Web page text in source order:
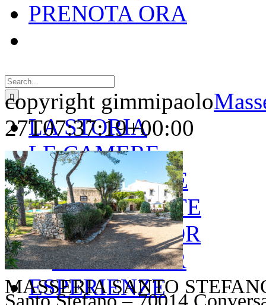
PRENOTA ORA
for:
LA STORIA
LE CAMERE
GOLD SUITE
GREEN SUITE
BLUE JUNIOR
RED JUNIOR
ESPERIENZE
copyright gimmipaolo
27T07:37:19+00:00
MASSERIA SANTO
Santo Stefano – 70014